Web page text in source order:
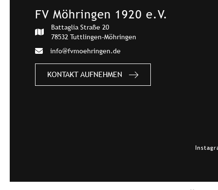
FV Möhringen 1920 e.V.
Battaglia Straße 20
78532 Tuttlingen-Möhringen
info@fvmoehringen.de
KONTAKT AUFNEHMEN